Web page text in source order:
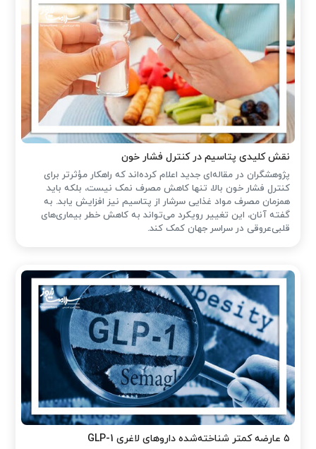
نقش کلیدی پتاسیم در کنترل فشار خون
پژوهشگران در مقاله‌ای جدید اعلام کرده‌اند که راهکار مؤثرتر برای
کنترل فشار خون بالا، تنها کاهش مصرف نمک نیست، بلکه باید
همزمان مصرف مواد غذایی سرشار از پتاسیم نیز افزایش یابد. به
گفته آنان، این تغییر رویکرد می‌تواند به کاهش خطر بیماری‌های
قلبی‌عروقی در سراسر جهان کمک کند.
۵ عارضه کمتر شناخته‌شده داروهای لاغری GLP-1